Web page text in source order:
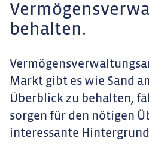
behalten.
Markt gibt es wie Sand
Überblick zu behalten,
sorgen für den nötigen
interessante